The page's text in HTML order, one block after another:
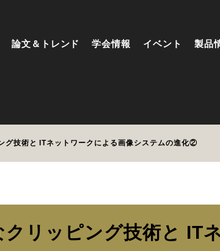
論文＆トレンド 学会情報 イベント 製品
グ技術と ITネットワークによる画像システムの進化②
クリッピング技術と IT